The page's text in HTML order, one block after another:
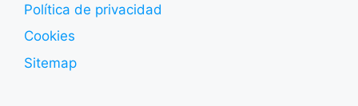
Política de privacidad
Cookies
Sitemap